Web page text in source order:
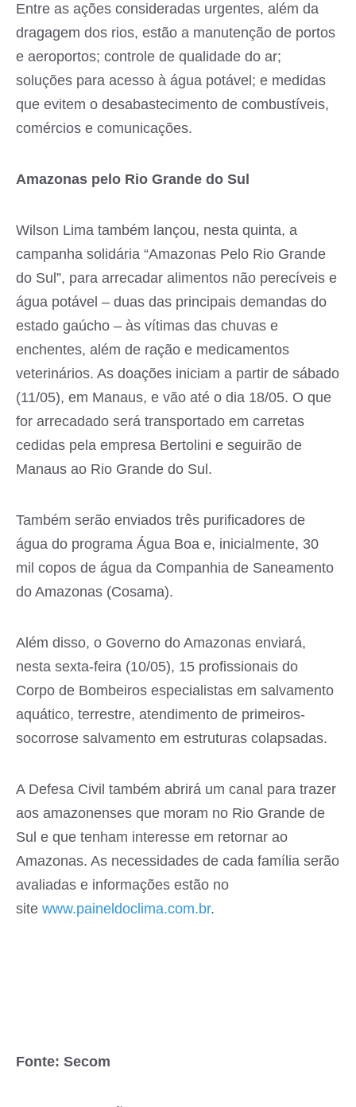
Entre as ações consideradas urgentes, além da
dragagem dos rios, estão a manutenção de portos
e aeroportos; controle de qualidade do ar;
soluções para acesso à água potável; e medidas
que evitem o desabastecimento de combustíveis,
comércios e comunicações.
Amazonas pelo Rio Grande do Sul
Wilson Lima também lançou, nesta quinta, a
campanha solidária “Amazonas Pelo Rio Grande
do Sul”, para arrecadar alimentos não perecíveis e
água potável – duas das principais demandas do
estado gaúcho – às vítimas das chuvas e
enchentes, além de ração e medicamentos
veterinários. As doações iniciam a partir de sábado
(11/05), em Manaus, e vão até o dia 18/05. O que
for arrecadado será transportado em carretas
cedidas pela empresa Bertolini e seguirão de
Manaus ao Rio Grande do Sul.
Também serão enviados três purificadores de
água do programa Água Boa e, inicialmente, 30
mil copos de água da Companhia de Saneamento
do Amazonas (Cosama).
Além disso, o Governo do Amazonas enviará,
nesta sexta-feira (10/05), 15 profissionais do
Corpo de Bombeiros especialistas em salvamento
aquático, terrestre, atendimento de primeiros-
socorrose salvamento em estruturas colapsadas.
A Defesa Civil também abrirá um canal para trazer
aos amazonenses que moram no Rio Grande de
Sul e que tenham interesse em retornar ao
Amazonas. As necessidades de cada família serão
avaliadas e informações estão no
site www.paineldoclima.com.br.
Fonte: Secom